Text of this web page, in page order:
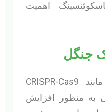
اهمیت
جنگل
کاربرد فناوری‌های نوین مانند CRISPR-Cas9
به منظور افزایش